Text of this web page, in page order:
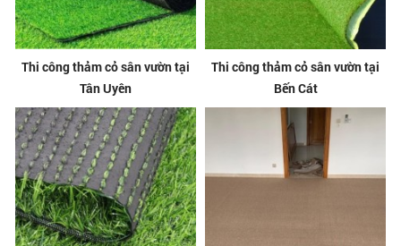
Thi công thảm cỏ sân vườn tại
Tân Uyên
Thi công thảm cỏ sân vườn tại
Bến Cát